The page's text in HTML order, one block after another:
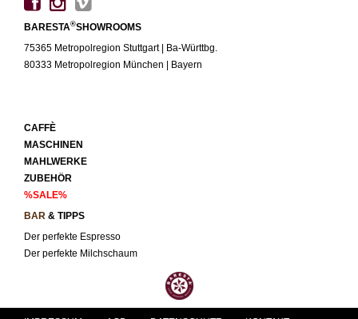
BARESTA®SHOWROOMS
75365 Metropolregion Stuttgart | Ba-Württbg.
80333 Metropolregion München | Bayern
CAFFÈ
MASCHINEN
MAHLWERKE
ZUBEHÖR
%SALE%
BAR & TIPPS
Der perfekte Espresso
Der perfekte Milchschaum